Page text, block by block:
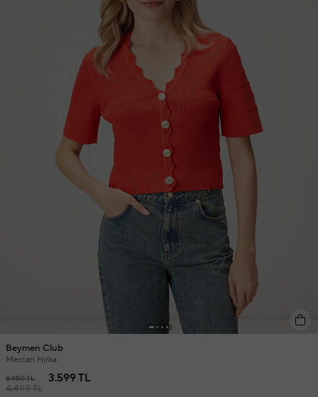
Beymen Club
Mercan Hırka
8.950 TL
4.499 TL
3.599 TL